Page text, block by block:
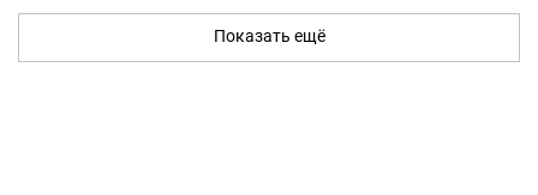
Показать ещё